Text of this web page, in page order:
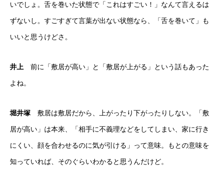
いでしょ。舌を巻いた状態で「これはすごい！」なんて言えるは
ずないし。すごすぎて言葉が出ない状態なら、「舌を巻いて」も
いいと思うけどさ。
井上 前に「敷居が高い」と「敷居が上がる」という話もあった
よね。
堀井塚 敷居は敷居だから、上がったり下がったりしない。「敷
居が高い」は本来、「相手に不義理などをしてしまい、家に行き
にくい、顔を合わせるのに気が引ける」って意味。もとの意味を
知っていれば、そのぐらいわかると思うんだけど。